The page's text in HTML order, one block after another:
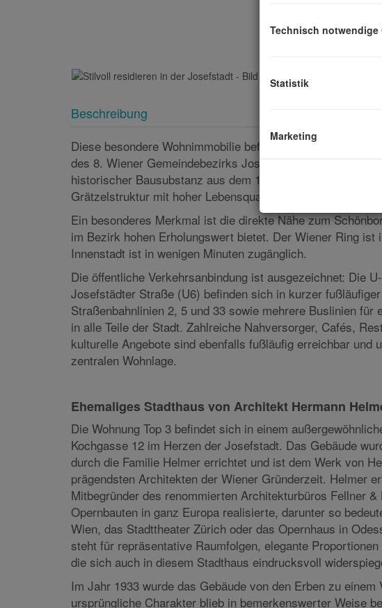
Beschreibung
Diese besondere Wohnimmobilie befindet sich in der
des 8. Wiener Gemeindebezirks Josefstadt. Die
historischer Bausubstanz aus dem 19. Jahrhundert,
Grätzelstruktur mit hoher Lebensqualität.
Ein besonderes Merkmal ist die direkte Nähe zum
im Bezirk hohen Erholungswert bietet. Der Wiener Ring ist
Innenstadt ist in wenigen Minuten zugänglich.
Die öffentliche Verkehrsanbindung ist ausgezeichnet: Die
Josefstädter Straße (U6) befinden sich in kurzer
Straßenbahnlinien 2, 5 und 33 sowie mehrere Buslinien für
in alle Teile der Stadt. Zahlreiche Nahversorger, Cafés,
Ehemaliges Stadthaus von Architekt Hermann
Die Wohnung Top 3 befindet sich in einem
Kochgasse 12 im Herzen der Josefstadt. Das Gebäude
durch die Familie Helmer errichtet und ist dem Werk von
prägendsten Architekten der Wiener Gründerzeit. Helmer
Mitbegründer des renommierten Architekturbüros Fellner
Opernbauten in ganz Europa realisierte, darunter so
Wien, das Stadttheater Zürich oder das Opernhaus in
steht für repräsentative Raumfolgen, elegante Proportionen
die sich auch in diesem Stadthaus eindrucksvoll
Technisch notwendige
Statistik
Marketing